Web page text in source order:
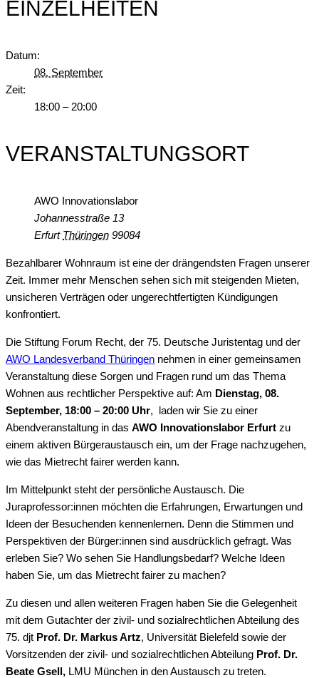
EINZELHEITEN
Datum:
08. September
Zeit:
18:00 – 20:00
VERANSTALTUNGSORT
AWO Innovationslabor
Johannesstraße 13
Erfurt Thüringen 99084
Bezahlbarer Wohnraum ist eine der drängendsten Fragen unserer
Zeit. Immer mehr Menschen sehen sich mit steigenden Mieten,
unsicheren Verträgen oder ungerechtfertigten Kündigungen
konfrontiert.
Die Stiftung Forum Recht, der 75. Deutsche Juristentag und der
AWO Landesverband Thüringen nehmen in einer gemeinsamen
Veranstaltung diese Sorgen und Fragen rund um das Thema
Wohnen aus rechtlicher Perspektive auf: Am Dienstag, 08.
September, 18:00 – 20:00 Uhr, laden wir Sie zu einer
Abendveranstaltung in das AWO Innovationslabor Erfurt zu
einem aktiven Bürgeraustausch ein, um der Frage nachzugehen,
wie das Mietrecht fairer werden kann.
Im Mittelpunkt steht der persönliche Austausch. Die
Juraprofessor:innen möchten die Erfahrungen, Erwartungen und
Ideen der Besuchenden kennenlernen. Denn die Stimmen und
Perspektiven der Bürger:innen sind ausdrücklich gefragt. Was
erleben Sie? Wo sehen Sie Handlungsbedarf? Welche Ideen
haben Sie, um das Mietrecht fairer zu machen?
Zu diesen und allen weiteren Fragen haben Sie die Gelegenheit
mit dem Gutachter der zivil- und sozialrechtlichen Abteilung des
75. djt Prof. Dr. Markus Artz, Universität Bielefeld sowie der
Vorsitzenden der zivil- und sozialrechtlichen Abteilung Prof. Dr.
Beate Gsell, LMU München in den Austausch zu treten.